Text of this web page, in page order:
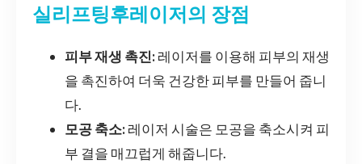
실리프팅후레이저의 장점
피부 재생 촉진: 레이저를 이용해 피부의 재생
을 촉진하여 더욱 건강한 피부를 만들어 줍니
다.
모공 축소: 레이저 시술은 모공을 축소시켜 피
부 결을 매끄럽게 해줍니다.